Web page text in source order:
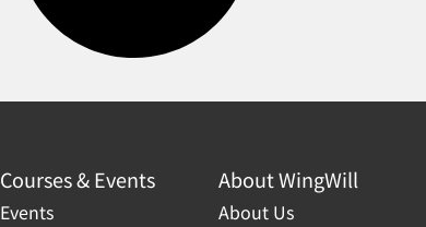
Courses & Events
Events
About WingWill
About Us